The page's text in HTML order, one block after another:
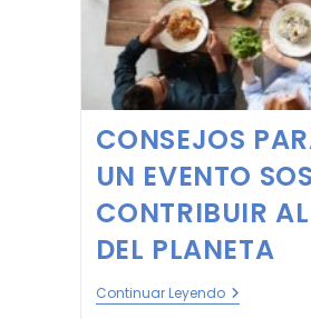
CONSEJOS
UN EVENTO
CONTRIBUIR
DEL PLANETA
Continuar Leyendo